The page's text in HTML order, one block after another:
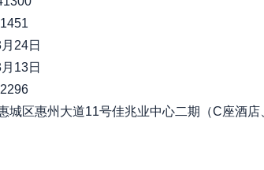
24日
13日
区惠州大道11号佳兆业中心二期（C座酒